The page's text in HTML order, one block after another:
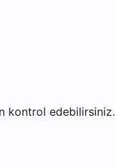
kontrol edebilirsiniz.